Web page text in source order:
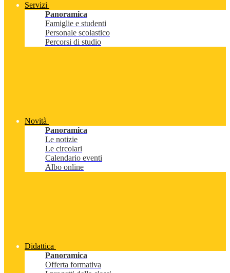
Servizi
Panoramica
Famiglie e studenti
Personale scolastico
Percorsi di studio
Novità
Panoramica
Le notizie
Le circolari
Calendario eventi
Albo online
Didattica
Panoramica
Offerta formativa